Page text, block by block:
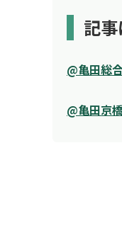
記
@亀田総
@亀田京